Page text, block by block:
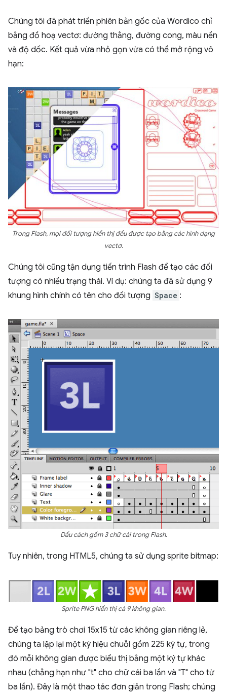
Chúng tôi đã phát triển phiên bản gốc của Wordico chỉ
bằng đồ hoạ vectơ: đường thẳng, đường cong, màu nền
và độ dốc. Kết quả vừa nhỏ gọn vừa có thể mở rộng vô
hạn:
Trong Flash, mọi đối tượng hiển thị đều được tạo bằng các hình dạng
vectơ.
Chúng tôi cũng tận dụng tiến trình Flash để tạo các đối
tượng có nhiều trạng thái. Ví dụ: chúng ta đã sử dụng 9
khung hình chính có tên cho đối tượng Space :
Dấu cách gồm 3 chữ cái trong Flash.
Tuy nhiên, trong HTML5, chúng ta sử dụng sprite bitmap:
Sprite PNG hiển thị cả 9 không gian.
Để tạo bảng trò chơi 15x15 từ các không gian riêng lẻ,
chúng ta lặp lại một ký hiệu chuỗi gồm 225 ký tự, trong
đó mỗi không gian được biểu thị bằng một ký tự khác
nhau (chẳng hạn như "t" cho chữ cái ba lần và "T" cho từ
ba lần). Đây là một thao tác đơn giản trong Flash; chúng